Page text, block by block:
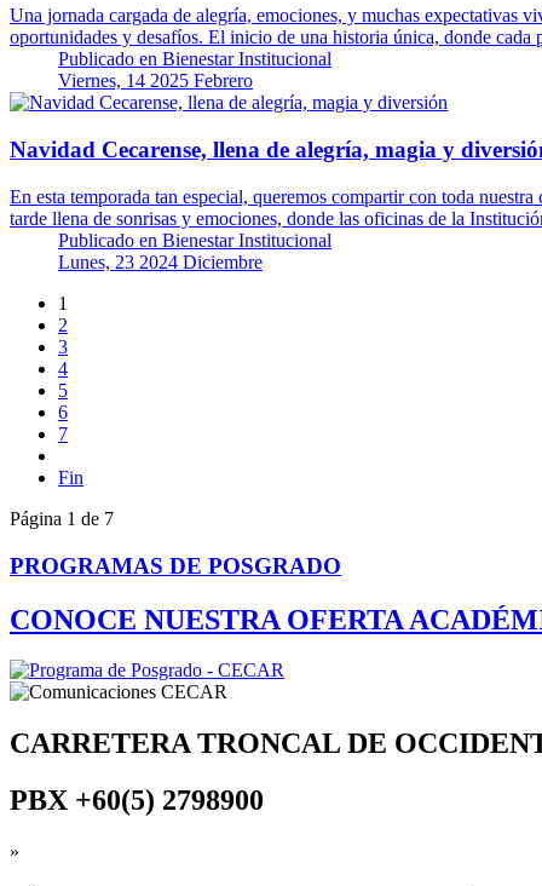
Una jornada cargada de alegría, emociones, y muchas expectativas
oportunidades y desafíos. El inicio de una historia única, donde cada
Publicado en Bienestar Institucional
Viernes, 14 2025 Febrero
Navidad Cecarense, llena de alegría, magia y
En esta temporada tan especial, queremos compartir con toda
tarde llena de sonrisas y emociones, donde las oficinas de la
Publicado en Bienestar Institucional
Lunes, 23 2024 Diciembre
1
2
3
4
5
6
7
Fin
Página 1 de 7
PROGRAMAS DE POSGRADO
CONOCE NUESTRA OFERTA
CARRETERA TRONCAL DE
PBX +60(5) 2798900
»